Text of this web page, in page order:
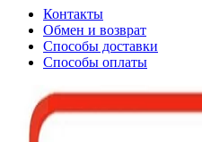
Контакты
Обмен и возврат
Способы доставки
Способы оплаты